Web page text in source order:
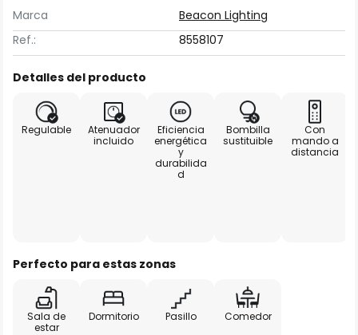
Marca
Beacon Lighting
Ref.:
8558107
Detalles del producto
Regulable
Atenuador
incluido
Eficiencia
energética
y
durabilida
d
Bombilla
sustituible
Con
mando a
distancia
Perfecto para estas zonas
Sala de
estar
Dormitorio Pasillo Comedor